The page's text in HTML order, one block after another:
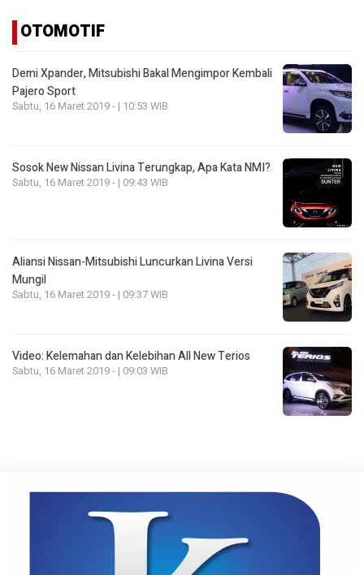
OTOMOTIF
Demi Xpander, Mitsubishi Bakal Mengimpor Kembali
Pajero Sport
Sabtu, 16 Maret 2019 - | 10:53 WIB
Sosok New Nissan Livina Terungkap, Apa Kata NMI?
Sabtu, 16 Maret 2019 - | 09:43 WIB
Aliansi Nissan-Mitsubishi Luncurkan Livina Versi
Mungil
Sabtu, 16 Maret 2019 - | 09:37 WIB
Video: Kelemahan dan Kelebihan All New Terios
Sabtu, 16 Maret 2019 - | 09:03 WIB